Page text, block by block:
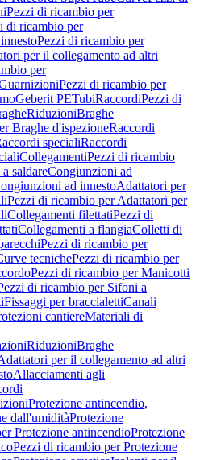
Pezzi di ricambio per
di ricambio per
Pezzi di ricambio per
per il collegamento ad altri
per
Pezzi di ricambio per
Geberit PETubiRaccordiPezzi di
RiduzioniBraghe
Braghe d'ispezioneRaccordi
specialiRaccordi
CollegamentiPezzi di ricambio
saldareCongiunzioni ad
ad innestoAdattatori per
Pezzi di ricambio per Adattatori per
Collegamenti filettatiPezzi di
Collegamenti a flangiaColletti di
Pezzi di ricambio per
tecnichePezzi di ricambio per
Pezzi di ricambio per Manicotti
di ricambio per Sifoni a
Fissaggi per braccialettiCanali
cantiereMateriali di
RiduzioniBraghe
per il collegamento ad altri
Allacciamenti agli
Protezione antincendio,
dall'umiditàProtezione
Protezione antincendioProtezione
Pezzi di ricambio per Protezione